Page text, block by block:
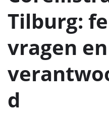
Tilburg:
vragen en
d